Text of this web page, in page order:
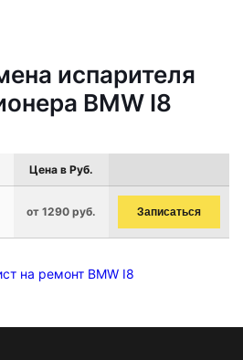
испарителя
BMW I8
Цена в Руб.
от 1290 руб. Записаться
на ремонт BMW I8